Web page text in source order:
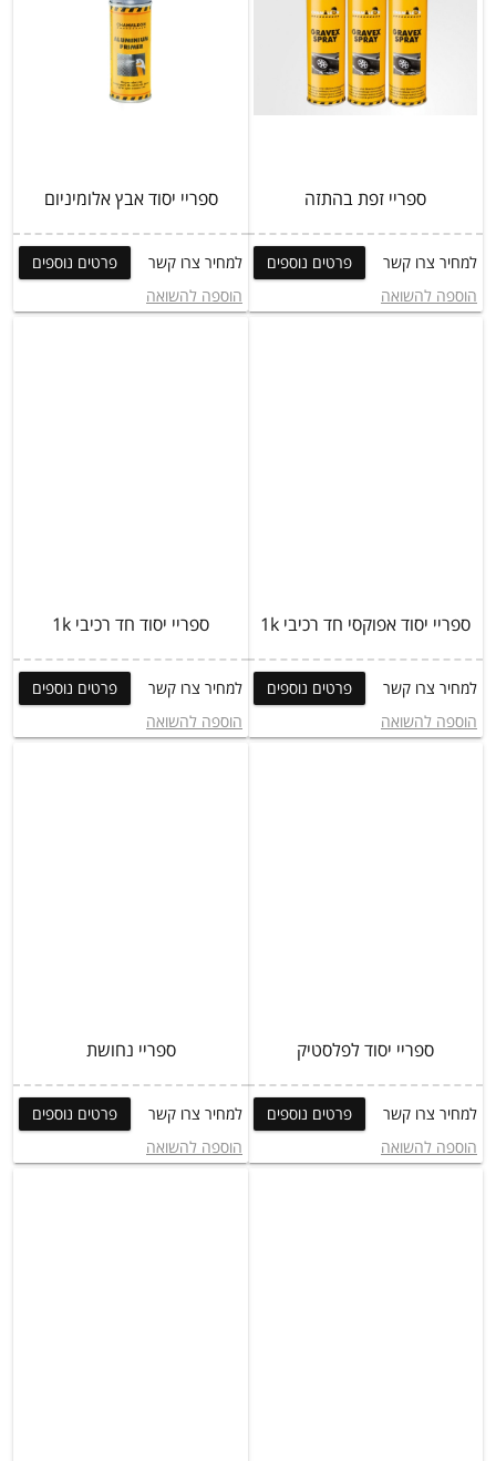
ספריי זפת בהתזה
למחיר צרו קשר
פרטים נוספים
הוספה להשואה
ספריי יסוד אבץ אלומיניום
למחיר צרו קשר
פרטים נוספים
הוספה להשואה
ספריי יסוד אפוקסי חד רכיבי 1k
למחיר צרו קשר
פרטים נוספים
הוספה להשואה
ספריי יסוד חד רכיבי 1k
למחיר צרו קשר
פרטים נוספים
הוספה להשואה
ספריי יסוד לפלסטיק
למחיר צרו קשר
פרטים נוספים
הוספה להשואה
ספריי נחושת
למחיר צרו קשר
פרטים נוספים
הוספה להשואה